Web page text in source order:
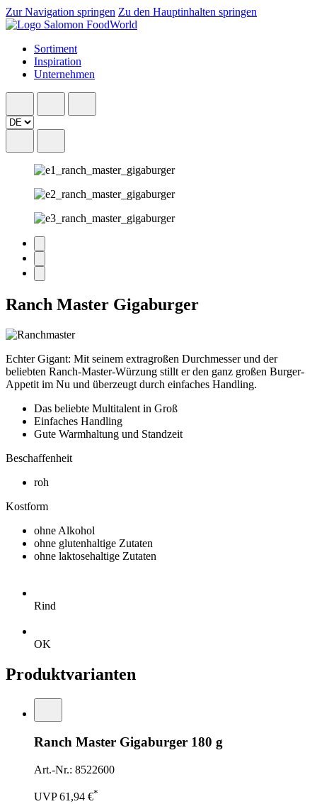
Zur Navigation springen Zu den Hauptinhalten springen
Sortiment
Inspiration
Unternehmen
Ranch Master Gigaburger
Echter Gigant: Mit seinem extragroßen Durchmesser und der
beliebten Ranch-Master-Würzung stillt er den ganz großen Burger-
Appetit im Nu und überzeugt durch einfaches Handling.
Das beliebte Multitalent in Groß
Einfaches Handling
Gute Warmhaltung und Standzeit
Beschaffenheit
roh
Kostform
ohne Alkohol
ohne glutenhaltige Zutaten
ohne laktosehaltige Zutaten
Rind
OK
Produktvarianten
Ranch Master Gigaburger 180 g
Art.-Nr.: 8522600
UVP61,94 €*